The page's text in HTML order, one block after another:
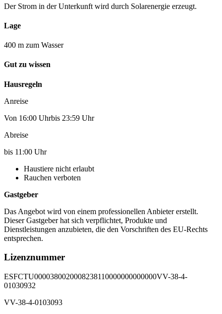
Der Strom in der Unterkunft wird durch Solarenergie erzeugt.
Lage
400 m zum Wasser
Gut zu wissen
Hausregeln
Anreise
Von 16:00 Uhrbis 23:59 Uhr
Abreise
bis 11:00 Uhr
Haustiere nicht erlaubt
Rauchen verboten
Gastgeber
Das Angebot wird von einem professionellen Anbieter erstellt.
Dieser Gastgeber hat sich verpflichtet, Produkte und
Dienstleistungen anzubieten, die den Vorschriften des EU-Rechts
entsprechen.
Lizenznummer
ESFCTU0000380020008238110000000000000VV-38-4-
01030932
VV-38-4-0103093